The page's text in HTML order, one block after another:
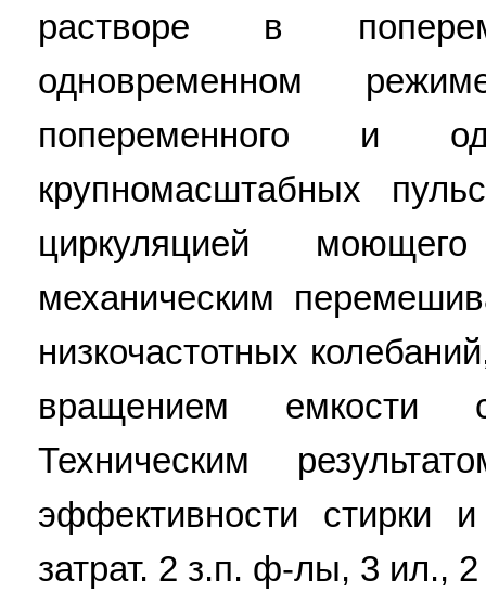
растворе в
одновременном
попеременного и
крупномасштабных
циркуляцией
механическим
низкочастотных
вращением
Техническим
эффективности стирки и
затрат. 2 з.п. ф-лы, 3 ил., 2